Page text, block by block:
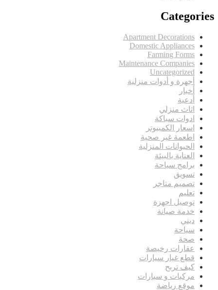
Categories
Apartment Decorations
Domestic Appliances
Farming Forms
Maintenance Companies
Uncategorized
أجهرة و أدوات منزلية
أخبار
أدعية
اثاث منزلي
ادوات سباكة
اسعار الكمبيوتر
اطعمة غير صحية
الحيوانات المنزلية
العناية بالبيئة
برامج سياحة
تسويق
تصميم متاجر
تعليم
توصيل اجهزة
خدمة صيانة
ديني
سياحة
صحة
عقارات رخيصة
قطع غيار سيارات
كيف تربح
مركبات و سيارات
موقع رياضة